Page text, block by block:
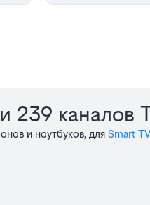
239 каналов
и ноутбуков, для Smart TV